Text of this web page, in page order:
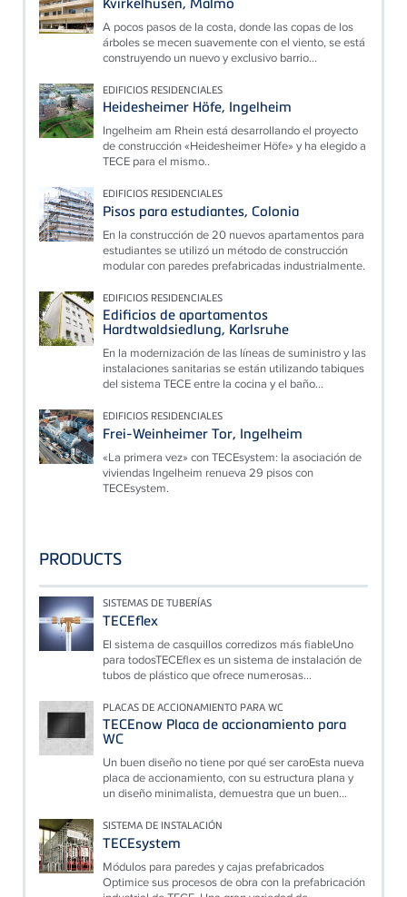
A pocos pasos de la costa, donde las copas de los
árboles se mecen suavemente con el viento, se está
construyendo un nuevo y exclusivo barrio...
EDIFICIOS RESIDENCIALES
Heidesheimer Höfe, Ingelheim
Ingelheim am Rhein está desarrollando el proyecto
de construcción «Heidesheimer Höfe» y ha elegido a
TECE para el mismo..
EDIFICIOS RESIDENCIALES
Pisos para estudiantes, Colonia
En la construcción de 20 nuevos apartamentos para
estudiantes se utilizó un método de construcción
modular con paredes prefabricadas industrialmente.
EDIFICIOS RESIDENCIALES
Edificios de apartamentos
Hardtwaldsiedlung, Karlsruhe
En la modernización de las líneas de suministro y las
instalaciones sanitarias se están utilizando tabiques
del sistema TECE entre la cocina y el baño...
EDIFICIOS RESIDENCIALES
Frei-Weinheimer Tor, Ingelheim
«La primera vez» con TECEsystem: la asociación de
viviendas Ingelheim renueva 29 pisos con
TECEsystem.
PRODUCTS
SISTEMAS DE TUBERÍAS
TECEflex
El sistema de casquillos corredizos más fiableUno
para todosTECEflex es un sistema de instalación de
tubos de plástico que ofrece numerosas...
PLACAS DE ACCIONAMIENTO PARA WC
TECEnow Placa de accionamiento para
WC
Un buen diseño no tiene por qué ser caroEsta nueva
placa de accionamiento, con su estructura plana y
un diseño minimalista, demuestra que un buen...
SISTEMA DE INSTALACIÓN
TECEsystem
Módulos para paredes y cajas prefabricados
Optimice sus procesos de obra con la prefabricación